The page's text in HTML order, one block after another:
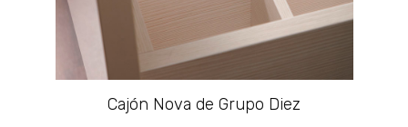
Cajón Nova de Grupo Diez